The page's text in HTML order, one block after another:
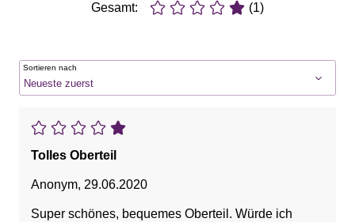
Gesamt: (1)
Sortieren nach
Tolles Oberteil
Anonym, 29.06.2020
Super schönes, bequemes Oberteil. Würde ich